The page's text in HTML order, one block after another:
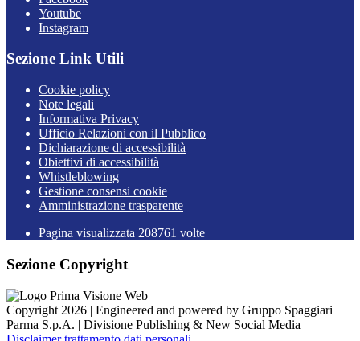
Youtube
Instagram
Sezione Link Utili
Cookie policy
Note legali
Informativa Privacy
Ufficio Relazioni con il Pubblico
Dichiarazione di accessibilità
Obiettivi di accessibilità
Whistleblowing
Gestione consensi cookie
Amministrazione trasparente
Pagina visualizzata 208761 volte
Sezione Copyright
Copyright 2026 | Engineered and powered by Gruppo Spaggiari
Parma S.p.A. | Divisione Publishing & New Social Media